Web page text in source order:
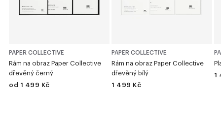
PAPER COLLECTIVE
Rám na obraz Paper Collective
dřevěný černý
od 1 499 Kč
PAPER COLLECTIVE
Rám na obraz Paper Collective
dřevěný bílý
1 499 Kč
1